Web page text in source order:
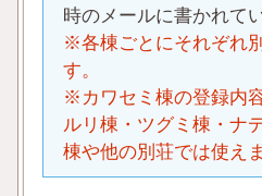
時のメールに書かれて
※各棟ごとにそれぞれ
す。
※カワセミ棟の登録内
ルリ棟・ツグミ棟・ナ
棟や他の別荘では使え